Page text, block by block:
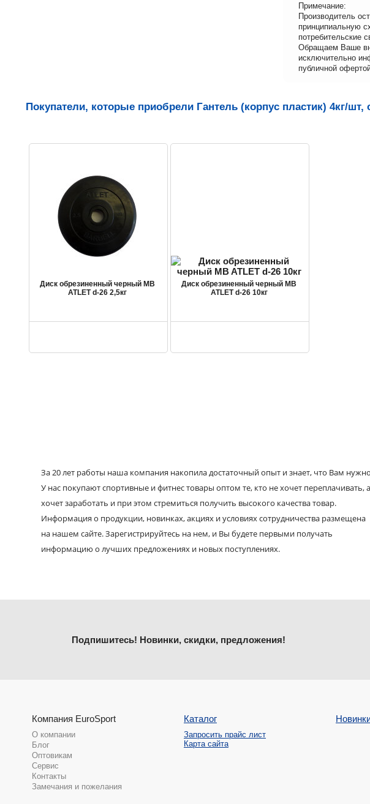
Примечание:
Производитель
принципиальную
потребительские
Обращаем Ваше
исключительно
публичной
Покупатели, которые приобрели Гантель (корпус пластик) 4кг/шт,
Диск обрезиненный черный MB
ATLET d-26 2,5кг
Диск обрезиненный черный MB
ATLET d-26 10кг
За 20 лет работы наша компания накопила достаточный опыт и знает, что Вам
У нас покупают спортивные и фитнес товары оптом те, кто не хочет переплачивать, а
хочет заработать и при этом стремиться получить высокого качества товар.
Информация о продукции, новинках, акциях и условиях сотрудничества размещена
на нашем сайте. Зарегистрируйтесь на нем, и Вы будете первыми получать
информацию о лучших предложениях и новых поступлениях.
Подпишитесь! Новинки, скидки, предложения!
Компания EuroSport
О компании
Блог
Оптовикам
Сервис
Контакты
Замечания и пожелания
Каталог
Запросить прайс лист
Карта сайта